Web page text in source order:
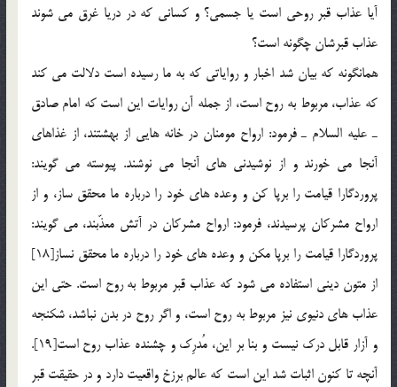
آيا عذاب قبر روحي است يا جسمي؟ و كساني كه در دريا غرق مي شوند
عذاب قبرشان چگونه است؟
همانگونه که بيان شد اخبار و رواياتي كه به ما رسيده است دلالت مي كند
كه عذاب، مربوط به روح است، از جمله آن روايات اين است كه امام صادق
ـ عليه السلام ـ فرمود: ارواح مومنان در خانه هايي از بهشتند، از غذاهاي
آنجا مي خورند و از نوشيدني هاي آنجا مي نوشند. پيوسته مي گويند:
پروردگارا قيامت را برپا كن و وعده هاي خود را درباره ما محقق ساز، و از
ارواح مشركان پرسيدند، فرمود: ارواح مشركان در آتش معذّبند، مي گويند:
پروردگارا قيامت را برپا مكن و وعده هاي خود را درباره ما محقق نساز[18]
از متون ديني استفاده مي شود كه عذاب قبر مربوط به روح است. حتي اين
عذاب هاي دنيوي نيز مربوط به روح است، و اگر روح در بدن نباشد، شكنجه
و آزار قابل درك نيست و بنا بر اين، مُدرِك و چشنده عذاب روح است[19].
آنچه تا كنون اثبات شد اين است كه عالم برزخ واقعيت دارد و در حقيقت قبر